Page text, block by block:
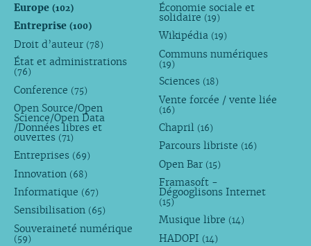
Europe (102)
Entreprise (100)
Droit d’auteur (78)
État et administrations
(76)
Conference (75)
Open Source/Open
Science/Open Data
/Données libres et
ouvertes (71)
Entreprises (69)
Innovation (68)
Informatique (67)
Sensibilisation (65)
Souveraineté numérique
(59)
Économie sociale et
solidaire (19)
Wikipédia (19)
Communs numériques
(19)
Sciences (18)
Vente forcée / vente liée
(16)
Chapril (16)
Parcours libriste (16)
Open Bar (15)
Framasoft -
Dégooglisons Internet
(15)
Musique libre (14)
HADOPI (14)